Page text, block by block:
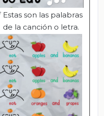
Estas son las palabras
de la canción o letra.